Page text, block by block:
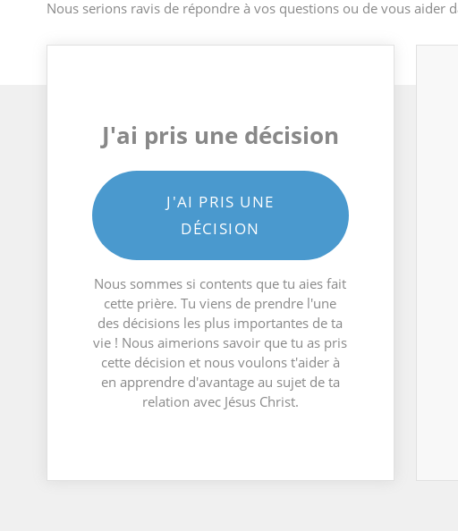
Nous serions ravis de répondre à vos questions ou de vous aider
J'ai pris une décision
J'AI PRIS UNE
DÉCISION
Nous sommes si contents que tu aies fait
cette prière. Tu viens de prendre l'une
des décisions les plus importantes de ta
vie ! Nous aimerions savoir que tu as pris
cette décision et nous voulons t'aider à
en apprendre d'avantage au sujet de ta
relation avec Jésus Christ.